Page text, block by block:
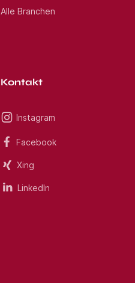
Alle Branchen
Kontakt
Instagram
Facebook
Xing
LinkedIn